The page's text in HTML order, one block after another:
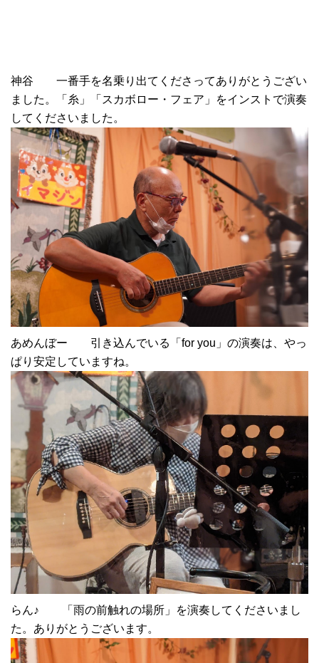
神谷 一番手を名乗り出てくださってありがとうござい
ました。「糸」「スカボロー・フェア」をインストで演奏
してくださいました。
あめんぼー 引き込んでいる「for you」の演奏は、やっ
ぱり安定していますね。
らん♪ 「雨の前触れの場所」を演奏してくださいまし
た。ありがとうございます。